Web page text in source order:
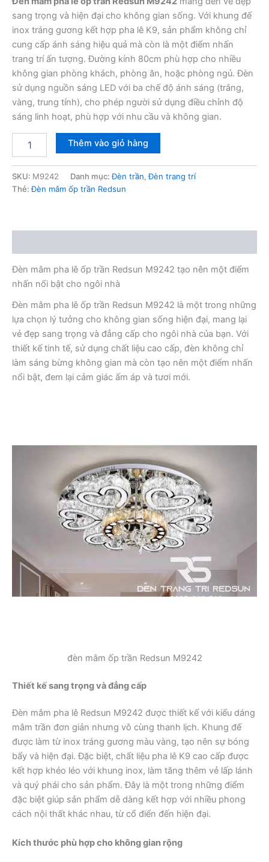
sang trọng và hiện đại cho không gian sống. Với khung đế
inox tráng gương kết hợp pha lê K9, sản phẩm không chỉ
cung cấp ánh sáng hiệu quả mà còn là một điểm nhấn
trang trí ấn tượng. Đường kính 80cm phù hợp cho nhiều
không gian phòng khách, phòng ăn, hoặc phòng ngủ. Đèn
sử dụng nguồn sáng LED với ba chế độ ánh sáng (trắng,
vàng, trung tính), cho phép người sử dụng điều chỉnh độ
sáng linh hoạt, phù hợp với nhu cầu và không gian.
mâm
lê
ốp
Thêm vào giỏ hàng
SKU: M9242 Danh mục:Đèn trần,Đèn trang trí
Thẻ:Đèn mâm ốp trần Redsun
Đèn mâm pha lê ốp trần Redsun M9242 tạo nên một điểm
nhấn nổi bật cho ngôi nhà
Đèn mâm pha lê ốp trần Redsun M9242 là một trong những
lựa chọn lý tưởng cho không gian sống hiện đại, mang lại
vẻ đẹp sang trọng và đẳng cấp cho ngôi nhà của bạn. Với
thiết kế tinh tế, sử dụng chất liệu cao cấp, đèn không chỉ
làm sáng bừng không gian mà còn tạo nên một điểm nhấn
nổi bật, đem lại cảm giác ấm áp và tươi mới.
đèn mâm ốp trần Redsun M9242
Thiết kế sang trọng và đẳng cấp
Đèn mâm pha lê Redsun M9242 được thiết kế với kiểu dáng
mâm trần đơn giản nhưng vô cùng thanh lịch. Khung đế
được làm từ inox tráng gương màu vàng, tạo nên sự bóng
bẩy và hiện đại. Đặc biệt, chất liệu pha lê K9 cao cấp được
kết hợp khéo léo với khung inox, làm tăng thêm vẻ lấp lánh
và quý phái cho sản phẩm. Đây là một trong những điểm
đặc biệt giúp sản phẩm dễ dàng kết hợp với nhiều phong
cách nội thất khác nhau, từ cổ điển đến hiện đại.
Kích thước phù hợp cho không gian rộng